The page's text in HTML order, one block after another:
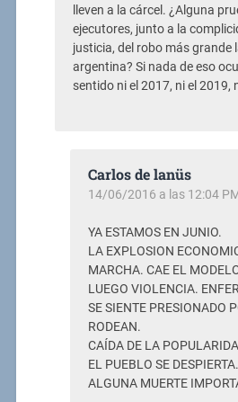
lleven a la cárcel. ¿Alguna
ejecutores, junto a la
justicia, del robo más grande
argentina? Si nada de eso
sentido ni el 2017, ni el 2019,
Carlos de lanüs
14/06/2016 a las 12:04
YA ESTAMOS EN JUNIO.
LA EXPLOSION
MARCHA. CAE EL
LUEGO VIOLENCIA.
SE SIENTE PRESIONADO
RODEAN.
CAÍDA DE LA
EL PUEBLO SE DESPIERTA.
ALGUNA MUERTE